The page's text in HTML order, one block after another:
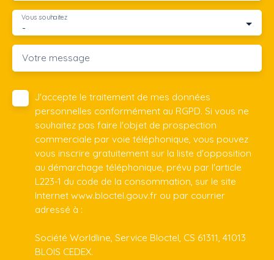
-
Vous souhaitez
Votre message
J'accepte le traitement de mes données
personnelles conformément au RGPD. Si vous ne
souhaitez pas faire l'objet de prospection
commerciale par voie téléphonique, vous pouvez
vous inscrire gratuitement sur la liste d'opposition
au démarchage téléphonique, prévu par l'article
L223-1 du code de la consommation, sur le site
Internet www.bloctel.gouv.fr ou par courrier
adressé à :
Société Worldline, Service Bloctel, CS 61311, 41013
BLOIS CEDEX.